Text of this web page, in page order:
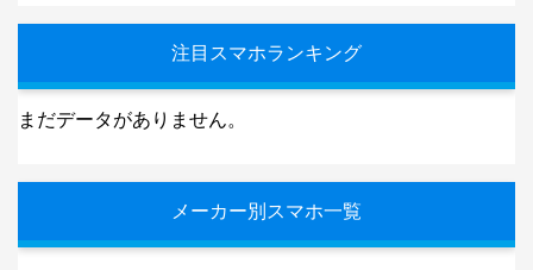
注目スマホランキング
まだデータがありません。
メーカー別スマホ一覧